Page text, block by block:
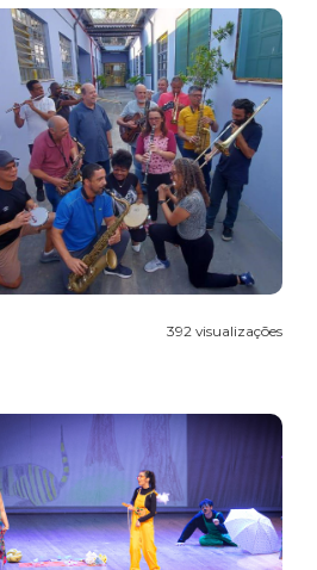
392 visualizações